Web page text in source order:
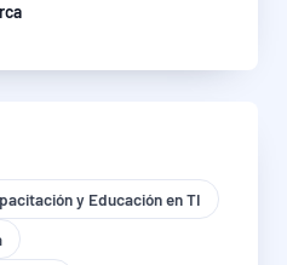
y Educación en TI